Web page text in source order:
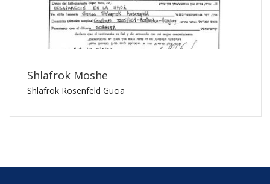
Shlafrok Moshe
Shlafrok Rosenfeld Gucia